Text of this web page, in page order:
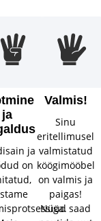
ja
ja
on
Valmis!
Sinu
eritellimusel
valmistatud
köögimööbel
on valmis ja
paigas!
Nüüd saad